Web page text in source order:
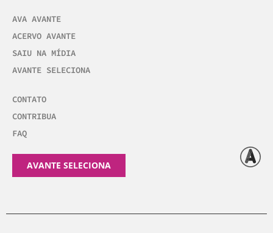
AVA AVANTE
ACERVO AVANTE
SAIU NA MÍDIA
AVANTE SELECIONA
CONTATO
CONTRIBUA
FAQ
AVANTE SELECIONA